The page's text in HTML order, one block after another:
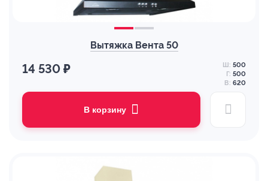
Вытяжка Вента 50
14 530 ₽ Ш: 500
Г: 500
В: 620
В корзину